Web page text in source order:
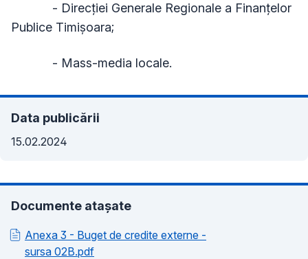
- Direcţiei Generale Regionale a Finanţelor
Publice Timişoara;
- Mass-media locale.
Data publicării
15.02.2024
Documente atașate
Anexa 3 - Buget de credite externe -
sursa 02B.pdf